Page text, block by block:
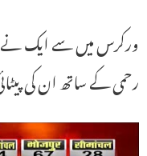
ورکرس میں سے ایک
رحمی کے ساتھ ان کی